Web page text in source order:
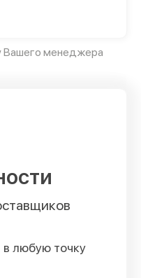
Вашего менеджера
любую точку